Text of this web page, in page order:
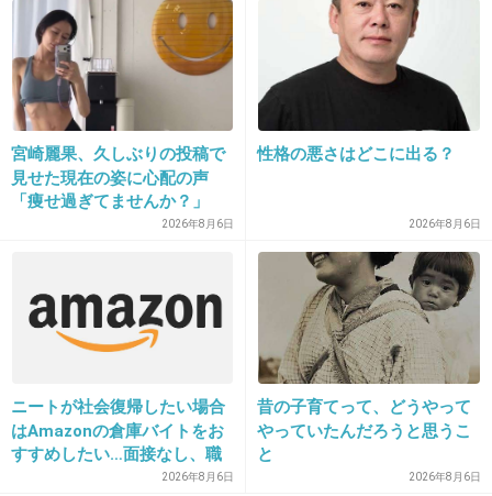
18. 匿名 2015/10/10(土) 14:55:59
>>9
この人の場合はただ宗教に入ってるんじゃなく
て義母が教祖だしね
ちょっとレベルが違うのかもね
-3
19. 匿名 2015/10/10(土) 14:58:12
確か新居も隣りに建てさせられたんだよね？
-5
宮崎麗果、久しぶりの投稿で
見せた現在の姿に心配の声
「痩せ過ぎてませんか？」
2026年8月6日
性格の悪さはどこに出る？
2026年8月6日
ニートが社会復帰したい場合
はAmazonの倉庫バイトをお
すすめしたい…面接なし、職
場は綺麗、ドリンクバー無料
2026年8月6日
昔の子育てって、どうやって
やっていたんだろうと思うこ
と
2026年8月6日